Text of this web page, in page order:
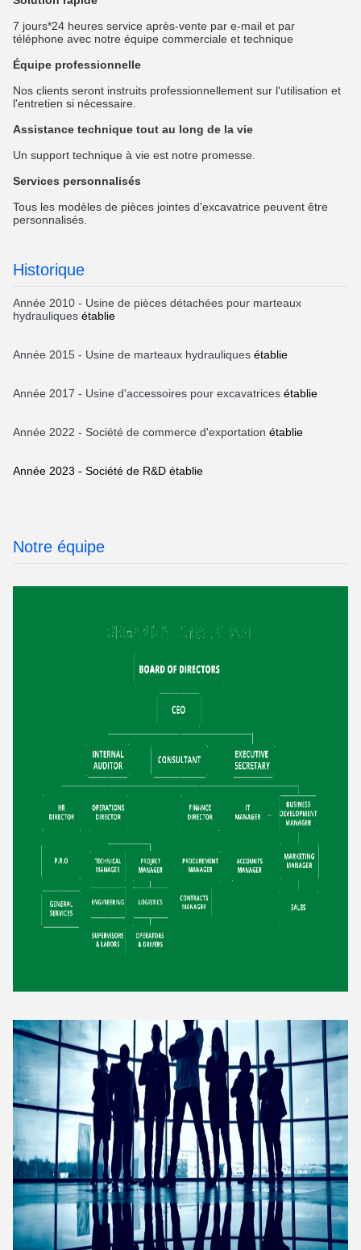
7 jours*24 heures service après-vente par e-mail et par
téléphone avec notre équipe commerciale et technique
Équipe professionnelle
Nos clients seront instruits professionnellement sur l'utilisation et
l'entretien si nécessaire.
Assistance technique tout au long de la vie
Un support technique à vie est notre promesse.
Services personnalisés
Tous les modèles de pièces jointes d'excavatrice peuvent être
personnalisés.
Historique
Année 2010 - Usine de pièces détachées pour marteaux
hydrauliques établie
Année 2015 - Usine de marteaux hydrauliques établie
Année 2017 - Usine d'accessoires pour excavatrices établie
Année 2022 - Société de commerce d'exportation établie
Année 2023 - Société de R&D établie
Notre équipe